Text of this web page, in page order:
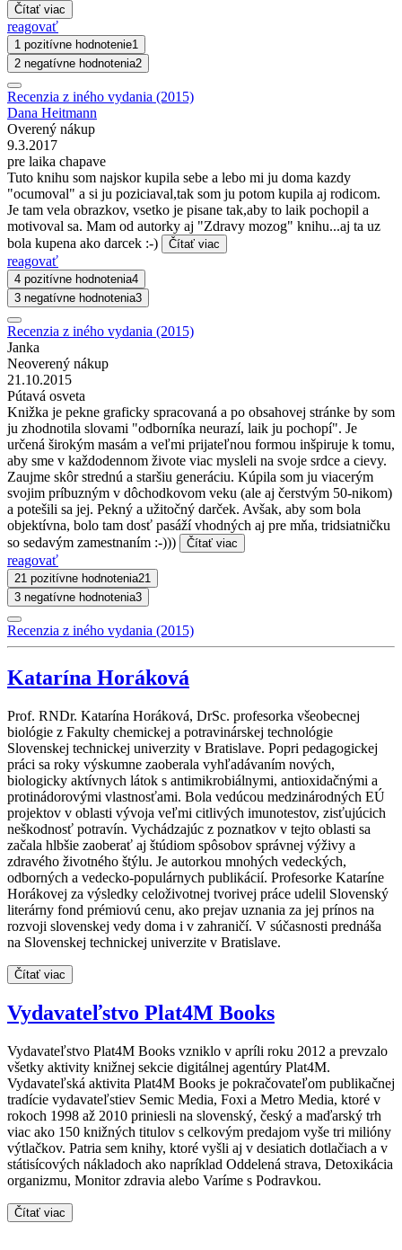
Čítať viac
reagovať
1 pozitívne hodnotenie1
2 negatívne hodnotenia2
Recenzia z iného vydania (2015)
Dana Heitmann
Overený nákup
9.3.2017
pre laika chapave
Tuto knihu som najskor kupila sebe a lebo mi ju doma kazdy
"ocumoval" a si ju poziciaval,tak som ju potom kupila aj rodicom.
Je tam vela obrazkov, vsetko je pisane tak,aby to laik pochopil a
motivoval sa. Mam od autorky aj "Zdravy mozog" knihu...aj ta uz
bola kupena ako darcek :-)
Čítať viac
reagovať
4 pozitívne hodnotenia4
3 negatívne hodnotenia3
Recenzia z iného vydania (2015)
Janka
Neoverený nákup
21.10.2015
Pútavá osveta
Knižka je pekne graficky spracovaná a po obsahovej stránke by som
ju zhodnotila slovami "odborníka neurazí, laik ju pochopí". Je
určená širokým masám a veľmi prijateľnou formou inšpiruje k tomu,
aby sme v každodennom živote viac mysleli na svoje srdce a cievy.
Zaujme skôr strednú a staršiu generáciu. Kúpila som ju viacerým
svojim príbuzným v dôchodkovom veku (ale aj čerstvým 50-nikom)
a potešili sa jej. Pekný a užitočný darček. Avšak, aby som bola
objektívna, bolo tam dosť pasáží vhodných aj pre mňa, tridsiatničku
so sedavým zamestnaním :-)))
Čítať viac
reagovať
21 pozitívne hodnotenia21
3 negatívne hodnotenia3
Recenzia z iného vydania (2015)
Katarína Horáková
Prof. RNDr. Katarína Horáková, DrSc. profesorka všeobecnej
biológie z Fakulty chemickej a potravinárskej technológie
Slovenskej technickej univerzity v Bratislave. Popri pedagogickej
práci sa roky výskumne zaoberala vyhľadávaním nových,
biologicky aktívnych látok s antimikrobiálnymi, antioxidačnými a
protinádorovými vlastnosťami. Bola vedúcou medzinárodných EÚ
projektov v oblasti vývoja veľmi citlivých imunotestov, zisťujúcich
neškodnosť potravín. Vychádzajúc z poznatkov v tejto oblasti sa
začala hlbšie zaoberať aj štúdiom spôsobov správnej výživy a
zdravého životného štýlu. Je autorkou mnohých vedeckých,
odborných a vedecko-populárnych publikácií. Profesorke Kataríne
Horákovej za výsledky celoživotnej tvorivej práce udelil Slovenský
literárny fond prémiovú cenu, ako prejav uznania za jej prínos na
rozvoji slovenskej vedy doma i v zahraničí. V súčasnosti prednáša
na Slovenskej technickej univerzite v Bratislave.
Čítať viac
Vydavateľstvo Plat4M Books
Vydavateľstvo Plat4M Books vzniklo v apríli roku 2012 a prevzalo
všetky aktivity knižnej sekcie digitálnej agentúry Plat4M.
Vydavateľská aktivita Plat4M Books je pokračovateľom publikačnej
tradície vydavateľstiev Semic Media, Foxi a Metro Media, ktoré v
rokoch 1998 až 2010 priniesli na slovenský, český a maďarský trh
viac ako 150 knižných titulov s celkovým predajom vyše tri milióny
výtlačkov. Patria sem knihy, ktoré vyšli aj v desiatich dotlačiach a v
státisícových nákladoch ako napríklad Oddelená strava, Detoxikácia
organizmu, Monitor zdravia alebo Varíme s Podravkou.
Čítať viac